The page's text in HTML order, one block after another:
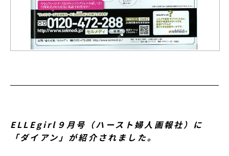
ELLEgirl９月号（ハースト婦人画報社）に
「ダイアン」が紹介されました。